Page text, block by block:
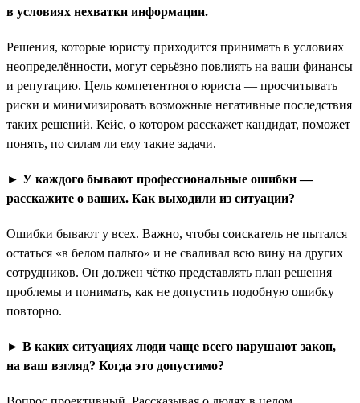
в условиях нехватки информации.
Решения, которые юристу приходится принимать в условиях
неопределённости, могут серьёзно повлиять на ваши финансы
и репутацию. Цель компетентного юриста — просчитывать
риски и минимизировать возможные негативные последствия
таких решений. Кейс, о котором расскажет кандидат, поможет
понять, по силам ли ему такие задачи.
► У каждого бывают профессиональные ошибки —
расскажите о ваших. Как выходили из ситуации?
Ошибки бывают у всех. Важно, чтобы соискатель не пытался
остаться «в белом пальто» и не сваливал всю вину на других
сотрудников. Он должен чётко представлять план решения
проблемы и понимать, как не допустить подобную ошибку
повторно.
► В каких ситуациях люди чаще всего нарушают закон,
на ваш взгляд? Когда это допустимо?